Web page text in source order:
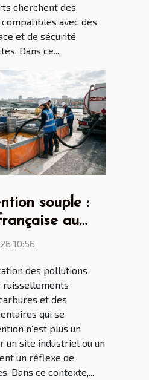
cherchent des
avec des
et de sécurité
Dans ce...
souple :
au
mondiaux
10:56
des pollutions
ruissellements
et des
qui se
n’est plus un
un site industriel ou un
un réflexe de
Dans ce contexte,...